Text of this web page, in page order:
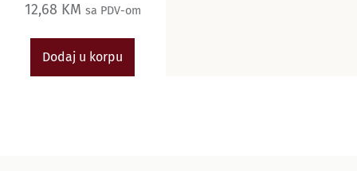
12,68 KM sa PDV-om
Dodaj u korpu